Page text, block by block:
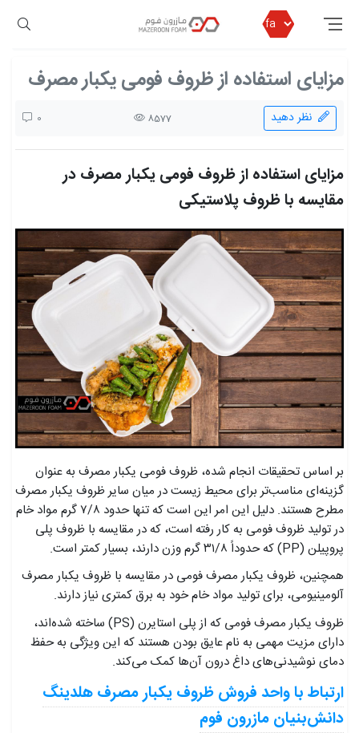
مازرون فوم
بلاگ مازرون فوم
مزایای استفاده از ظروف فومی یکبار مصرف
مزایای استفاده از ظروف فومی یکبار مصرف
0 8577 نظر دهید
مزایای استفاده از ظروف فومی یکبار مصرف در
مقایسه با ظروف پلاستیکی
بر اساس تحقیقات انجام شده، ظروف فومی یکبار مصرف به عنوان
گزینه‌ای مناسب‌تر برای محیط زیست در میان سایر ظروف یکبار مصرف
مطرح هستند. دلیل این امر این است که تنها حدود ۷/۸ گرم مواد خام
در تولید ظروف فومی به کار رفته است، که در مقایسه با ظروف پلی
پروپیلن (PP) که حدوداً ۳۱/۸ گرم وزن دارند، بسیار کمتر است.
همچنین، ظروف یکبار مصرف فومی در مقایسه با ظروف یکبار مصرف
آلومینیومی، برای تولید مواد خام خود به برق کمتری نیاز دارند.
ظروف یکبار مصرف فومی که از پلی استایرن (PS) ساخته شده‌اند،
دارای مزیت مهمی به نام عایق بودن هستند که این ویژگی به حفظ
دمای نوشیدنی‌های داغ درون آن‌ها کمک می‌کند.
ارتباط با واحد فروش ظروف یکبار مصرف هلدینگ
دانش‌بنیان مازرون فوم